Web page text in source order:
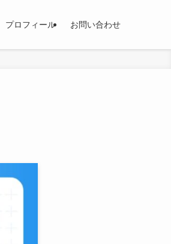
プロフィール お問い合わせ